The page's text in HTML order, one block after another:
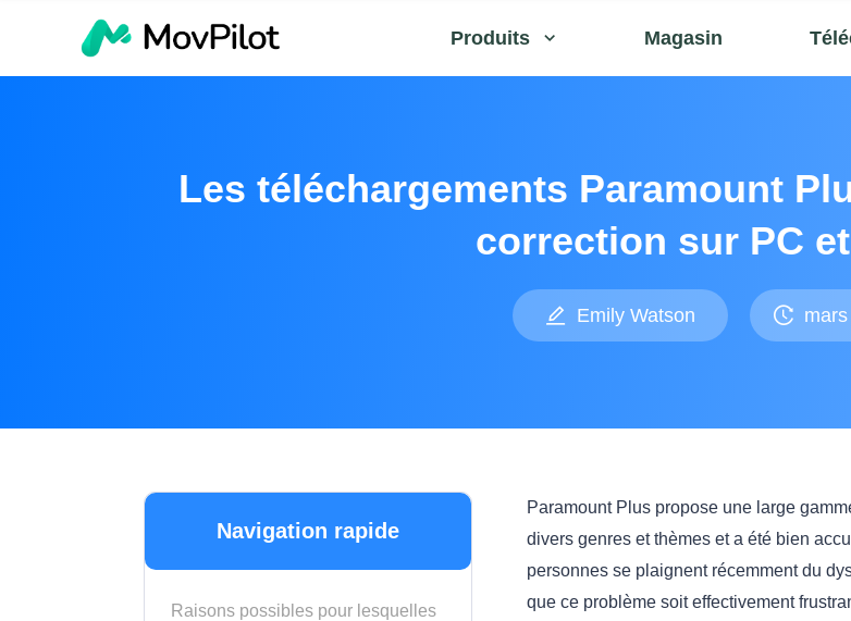
Produits Magasin
Les téléchargements Paramount
correction sur PC
Emily Watson
Navigation rapide
Raisons possibles pour lesquelles
Paramount Plus propose une large
divers genres et thèmes et a été bien
personnes se plaignent récemment du
que ce problème soit effectivement